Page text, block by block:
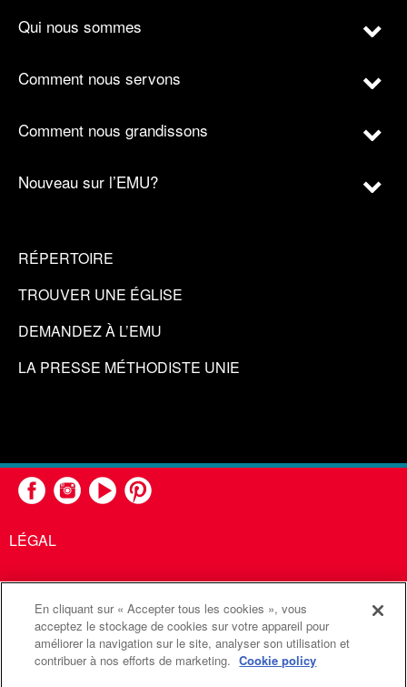
Qui nous sommes
Comment nous servons
Comment nous grandissons
Nouveau sur l’EMU?
RÉPERTOIRE
TROUVER UNE ÉGLISE
DEMANDEZ À L’EMU
LA PRESSE MÉTHODISTE UNIE
LÉGAL
United Methodist Communications est une agence de l'Église
Méthodiste Unie
Communications Méthodistes Unies. Tous droits
En cliquant sur « Accepter tous les cookies », vous
acceptez le stockage de cookies sur votre appareil pour
améliorer la navigation sur le site, analyser son utilisation et
contribuer à nos efforts de marketing. Cookie policy